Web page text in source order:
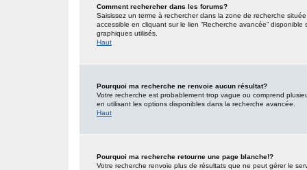
Comment rechercher dans les forums?
Saisissez un terme à rechercher dans la zone de recherche
accessible en cliquant sur le lien “Recherche avancée”
graphiques utilisés.
Haut
Pourquoi ma recherche ne renvoie aucun résultat?
Votre recherche est probablement trop vague ou comprend
en utilisant les options disponibles dans la recherche avancée.
Haut
Pourquoi ma recherche retourne une page blanche!?
Votre recherche renvoie plus de résultats que ne peut gérer le